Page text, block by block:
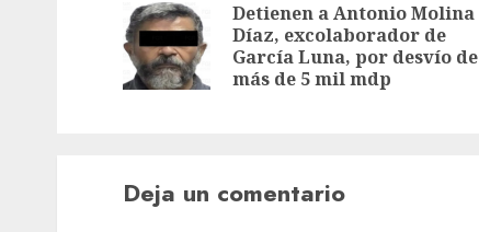
Detienen a Antonio Molina
Díaz, excolaborador de
García Luna, por desvío de
más de 5 mil mdp
Deja un comentario